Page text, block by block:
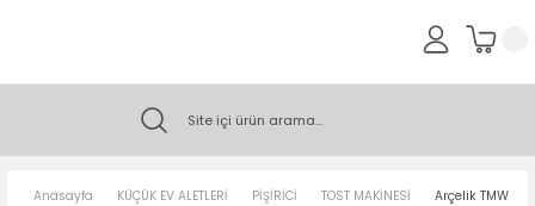
Anasayfa KÜÇÜK EV ALETLERİ PİŞİRİCİ TOST MAKİNESİ Arçelik TMW